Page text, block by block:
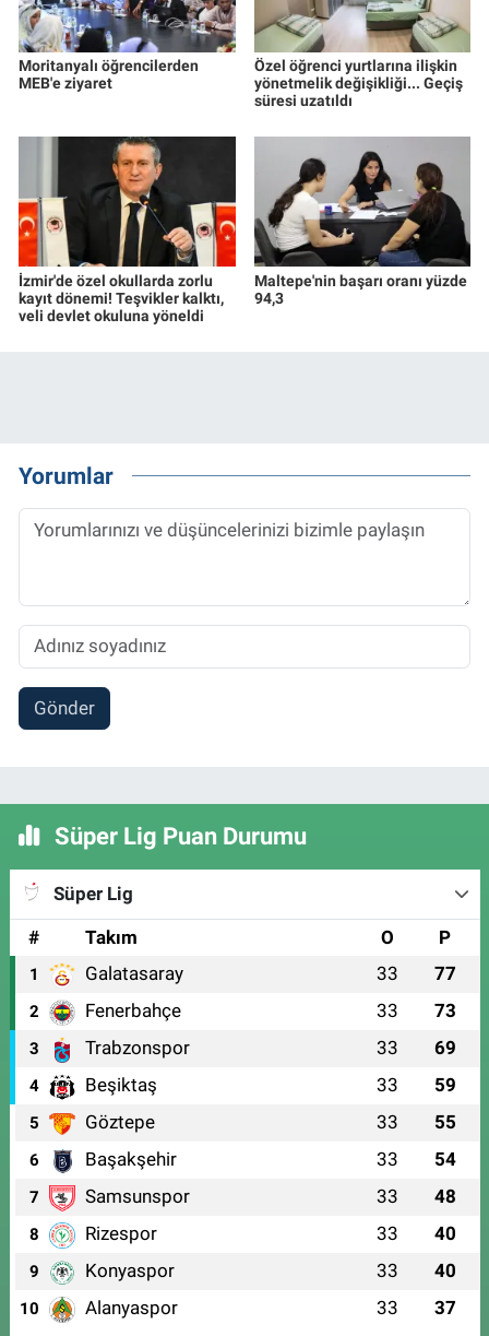
Moritanyalı öğrencilerden
MEB'e ziyaret
Özel öğrenci yurtlarına ilişkin
yönetmelik değişikliği... Geçiş
süresi uzatıldı
İzmir'de özel okullarda zorlu
kayıt dönemi! Teşvikler kalktı,
veli devlet okuluna yöneldi
Maltepe'nin başarı oranı yüzde
94,3
Yorumlar
Gönder
Süper Lig Puan Durumu
Süper Lig
#
Takım O P
1 Galatasaray 33 77
2 Fenerbahçe 33 73
3 Trabzonspor 33 69
4 Beşiktaş 33 59
5 Göztepe 33 55
6 Başakşehir 33 54
7 Samsunspor 33 48
8 Rizespor 33 40
9 Konyaspor 33 40
10 Alanyaspor 33 37